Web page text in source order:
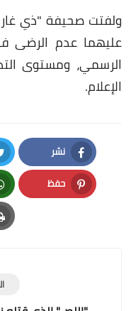
ولفتت صحيفة "ذي
عليهما عدم الرضى
الرسمي، ومستوى
الإعلام.
نشر
Facebook
حفظ
Pinterest